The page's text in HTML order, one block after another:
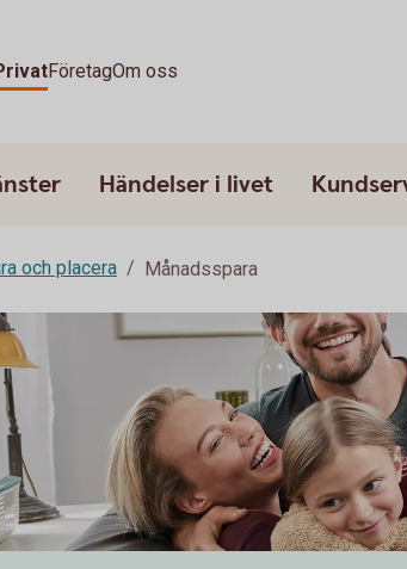
FöretagOm oss
Händelser i livet
och placera Månadsspara